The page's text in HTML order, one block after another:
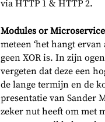
via HTTP 1 & HTTP 2.
Modules or
meteen ‘het hangt
geen XOR is. In zijn
vergeten dat deze een
de lange termijn en de
presentatie van Sander
zeker nut heeft om met